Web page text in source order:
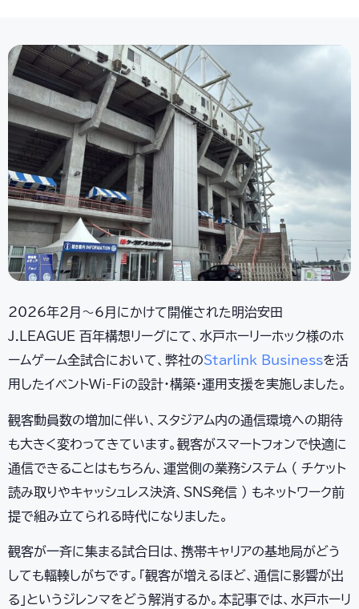
2026年2月〜6月にかけて開催された明治安田
J.LEAGUE 百年構想リーグにて、水戸ホーリーホック様のホ
ームゲーム全試合において、弊社のStarlink Businessを活
用したイベントWi-Fiの設計・構築・運用支援を実施しました。
観客動員数の増加に伴い、スタジアム内の通信環境への期待
も大きく変わってきています。観客がスマートフォンで快適に
通信できることはもちろん、運営側の業務システム （ チケット
読み取りやキャッシュレス決済、SNS発信 ） もネットワーク前
提で組み立てられる時代になりました。
観客が一斉に集まる試合日は、携帯キャリアの基地局がどう
しても輻輳しがちです。「観客が増えるほど、通信に影響が出
る」というジレンマをどう解消するか。本記事では、水戸ホーリ